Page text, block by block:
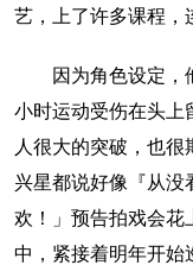
艺，上了许多课程，
因为角色设定，他
小时运动受伤在头上
人很大的突破，也
兴星都说好像『从没
欢！」预告拍戏会花
中，紧接着明年开始